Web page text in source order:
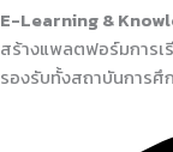
E-Learning &
สร้างแพลตฟอร์มการเ
รองรับทั้งสถาบันการ